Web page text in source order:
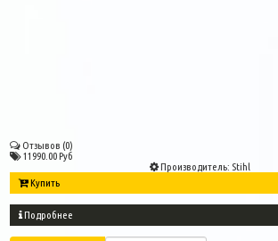
Отзывов (0)
11990.00 Руб
Производитель: Stihl
Купить
Подробнее